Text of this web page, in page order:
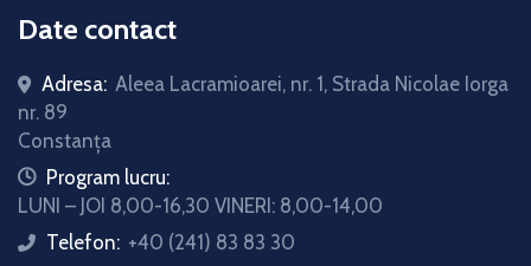
Date contact
Adresa: Aleea Lacramioarei, nr. 1, Strada Nicolae Iorga
nr. 89
Constanța
iconProgram lucru:
LUNI – JOI 8,00-16,30 VINERI: 8,00-14,00
icon
Telefon: +40 (241) 83 83 30